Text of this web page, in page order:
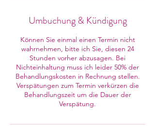
Umbuchung & Kündigung
Können Sie einmal einen Termin nicht
wahrnehmen, bitte ich Sie, diesen 24
Stunden vorher abzusagen. Bei
Nichteinhaltung muss ich leider 50% der
Behandlungskosten in Rechnung stellen.
Verspätungen zum Termin verkürzen die
Behandlungszeit um die Dauer der
Verspätung.